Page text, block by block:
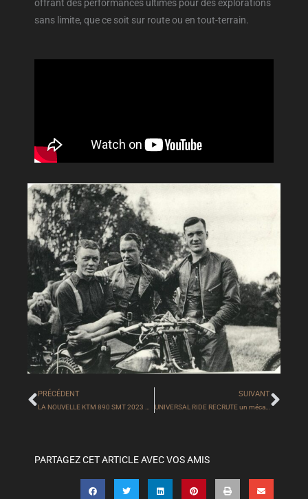
offrant des performances ultimes pour des explorations
sans limite, que ce soit sur route ou en tout-terrain.
Précédent
PRÉCÉDENT SUIVANT
UNIVERSAL RIDE RECRUTE un mécanicien moto
PARTAGEZ CET ARTICLE AVEC VOS AMIS